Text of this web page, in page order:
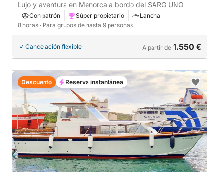
Lujo y aventura en Menorca a bordo del SARG UNO
Con patrón Súper propietario
Lancha
8 horas · Para grupos de hasta 9 personas
Cancelación flexible A partir de 1.550 €
Descuento Reserva instantánea